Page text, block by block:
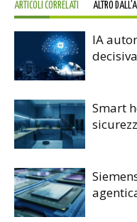
ARTICOLI CORRELATI ALTRO
IA
decisiva
Smart